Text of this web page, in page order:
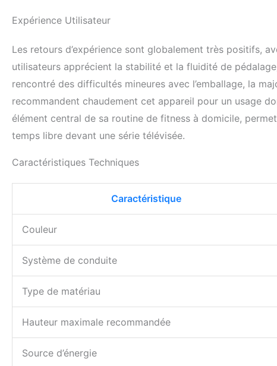
Expérience Utilisateur
Les retours d’expérience sont globalement très positifs,
utilisateurs apprécient la stabilité et la fluidité de
rencontré des difficultés mineures avec l’emballage, la
recommandent chaudement cet appareil pour un usage
élément central de sa routine de fitness à domicile,
temps libre devant une série télévisée.
Caractéristiques Techniques
Caractéristique
Couleur
Système de conduite
Type de matériau
Hauteur maximale recommandée
Source d’énergie